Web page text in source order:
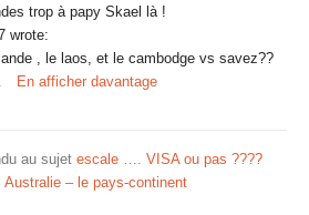
trop à papy Skael là !
wrote:
, le laos, et le cambodge vs savez??
En afficher davantage
au sujet escale …. VISA ou pas ????
Australie – le pays-continent